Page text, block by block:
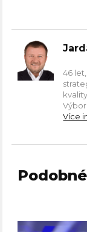
46
Více